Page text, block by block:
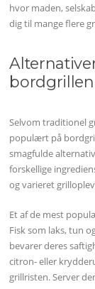
hvor maden,
dig til mange flere
bordgrillen
Selvom traditionel
populært på
smagfulde
forskellige
og varieret
Et af de mest
Fisk som laks, tun
bevarer deres
citron- eller
grillristen. Server